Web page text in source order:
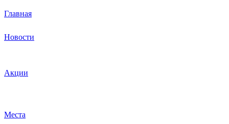
Главная
Новости
Акции
Места